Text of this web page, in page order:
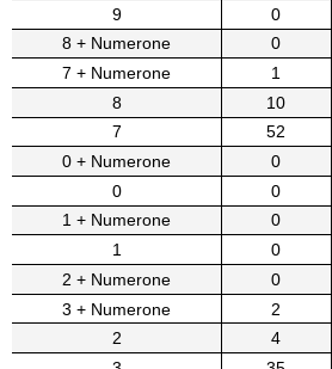
9
0
8 + Numerone
0
7 + Numerone
1
8
10
7
52
0 + Numerone
0
0
0
1 + Numerone
0
1
0
2 + Numerone
0
3 + Numerone
2
2
4